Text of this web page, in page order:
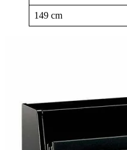
149 cm